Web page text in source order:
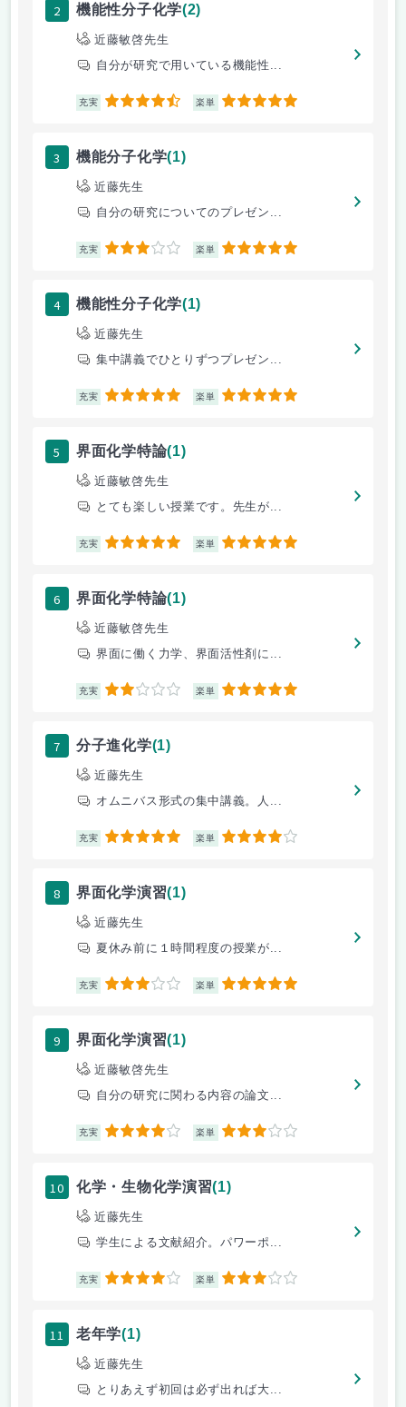
2 機能性分子化学(2)
近藤敏啓先生
自分が研究で用いている機能性...
充実 4.5 楽単 5
3 機能分子化学(1)
近藤先生
自分の研究についてのプレゼン...
充実 3 楽単 5
4 機能性分子化学(1)
近藤先生
集中講義でひとりずつプレゼン...
充実 5 楽単 5
5 界面化学特論(1)
近藤敏啓先生
とても楽しい授業です。先生が...
充実 5 楽単 5
6 界面化学特論(1)
近藤敏啓先生
界面に働く力学、界面活性剤に...
充実 2 楽単 5
7 分子進化学(1)
近藤先生
オムニバス形式の集中講義。人...
充実 5 楽単 4
8 界面化学演習(1)
近藤先生
夏休み前に１時間程度の授業が...
充実 3 楽単 5
9 界面化学演習(1)
近藤敏啓先生
自分の研究に関わる内容の論文...
充実 4 楽単 3
10 化学・生物化学演習(1)
近藤先生
学生による文献紹介。パワーポ...
充実 4 楽単 3
11 老年学(1)
近藤先生
とりあえず初回は必ず出れば大...